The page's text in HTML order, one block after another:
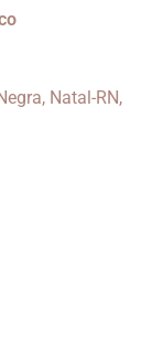
Natal-RN,